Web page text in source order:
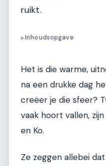
ruikt.
▶Inhoudsopgave
Het is die warme,
na een drukke dag
creëer je die sfeer?
vaak hoort vallen,
en Ko.
Ze zeggen allebei